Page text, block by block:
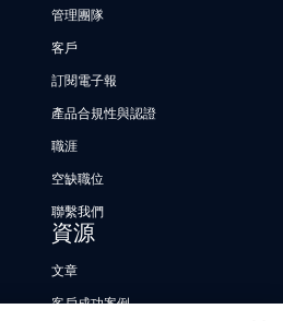
管理團隊
客戶
訂閱電子報
產品合規性與認證
職涯
空缺職位
聯繫我們
資源
文章
客戶成功案例